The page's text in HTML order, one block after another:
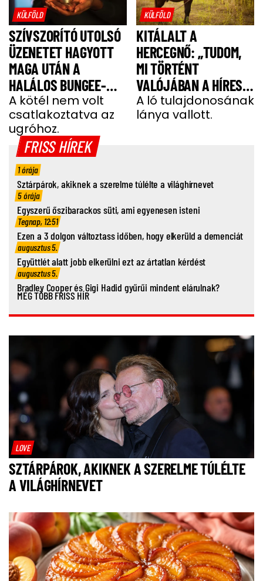
KÜLFÖLD
SZÍVSZORÍTÓ UTOLSÓ
ÜZENETET HAGYOTT
MAGA UTÁN A
HALÁLOS BUNGEE-
UGRÁS ELŐTT A
FIATAL NŐ
A kötél nem volt
csatlakoztatva az
ugróhoz.
KÜLFÖLD
KITÁLALT A
HERCEGNŐ: „TUDOM,
MI TÖRTÉNT
VALÓJÁBAN A HÍRES
SHERGAR CSŐDÖRREL”
A ló tulajdonosának
lánya vallott.
FRISS HÍREK
1 órája
Sztárpárok, akiknek a szerelme túlélte a világhírnevet
5 órája
Egyszerű őszibarackos süti, ami egyenesen isteni
Tegnap, 12:51
Ezen a 3 dolgon változtass időben, hogy elkerüld a demenciát
augusztus 5.
Együttlét alatt jobb elkerülni ezt az ártatlan kérdést
augusztus 5.
Bradley Cooper és Gigi Hadid gyűrűi mindent elárulnak?
MÉG TÖBB FRISS HÍR
LOVE
SZTÁRPÁROK, AKIKNEK A SZERELME TÚLÉLTE
A VILÁGHÍRNEVET